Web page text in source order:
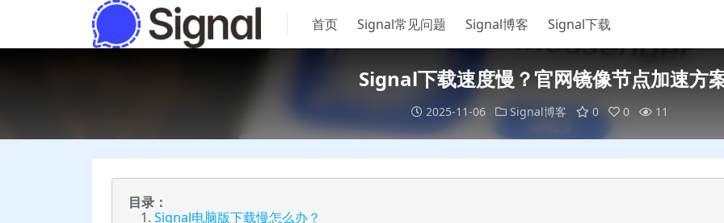
首页 Signal常见问题 Signal博客 Signal下载
Signal下载速度慢？官网镜像节点加速方
2025-11-06 Signal博客 0 0 11
目录：
Signal电脑版下载慢怎么办？